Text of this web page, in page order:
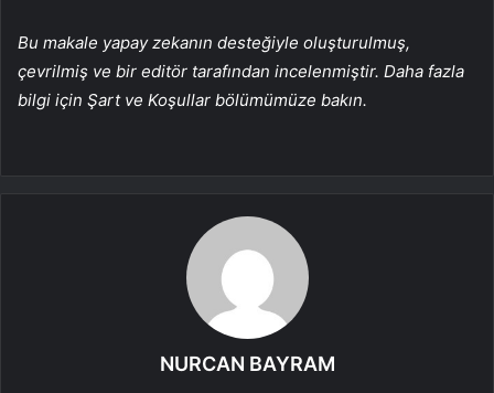
Bu makale yapay zekanın desteğiyle oluşturulmuş,
çevrilmiş ve bir editör tarafından incelenmiştir. Daha fazla
bilgi için Şart ve Koşullar bölümümüze bakın.
NURCAN BAYRAM